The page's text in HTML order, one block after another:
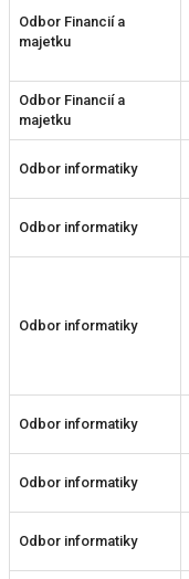
Odbor Financií a
majetku
Odbor Financií a
majetku
Odbor informatiky
Odbor informatiky
Odbor informatiky
Odbor informatiky
Odbor informatiky
Odbor informatiky